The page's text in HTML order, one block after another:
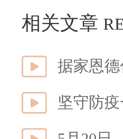
相关文章
坚守防